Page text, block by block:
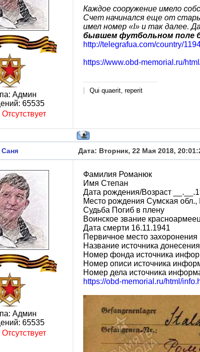
Админ
65535
Отсутствует
Каждое сооружение имело
Счет начинался еще от
имел номер «І» и так далее.
бывшем футбольном поле
http://telegrafua.com/country/
https://www.obd-memorial.ru/
Qui quaerit, reperit
Саня Дата: Вторник, 22 Мая 2018,
Админ
65535
Отсутствует
Фамилия Романюк
Имя Степан
Дата рождения/Возраст
Место рождения Сумская обл.,
Судьба Погиб в плену
Воинское звание
Дата смерти 16.11.1941
Первичное место
Название источника
Номер фонда источника
Номер описи источника
Номер дела источника
https://obd-memorial.ru/html/